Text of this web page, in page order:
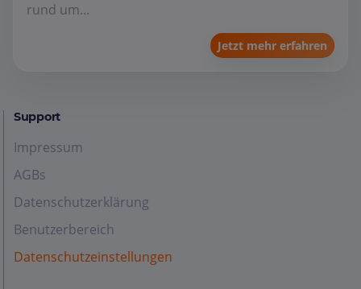
rund um...
Jetzt mehr erfahren
Support
Impressum
AGBs
Datenschutzerklärung
Benutzerbereich
Datenschutzeinstellungen